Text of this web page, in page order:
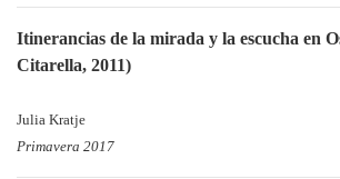
Itinerancias de la mirada y la escucha en
Citarella, 2011)
Julia Kratje
Primavera 2017